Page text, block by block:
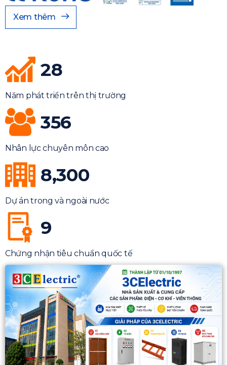
Xem thêm
28
Năm phát triển trên thị trường
356
Nhân lực chuyên môn cao
8,300
Dự án trong và ngoài nước
9
Chứng nhận tiêu chuẩn quốc tế